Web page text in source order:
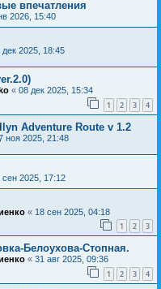
впечатления
2026, 15:40
дек 2025, 18:45
« 08 дек 2025, 15:34
1 2 3 4
Adventure Route v 1.2
ноя 2025, 21:48
сен 2025, 17:12
« 18 сен 2025, 04:18
1 2 3
Белоухова-Стопная.
« 31 авг 2025, 09:36
1 2 3 4